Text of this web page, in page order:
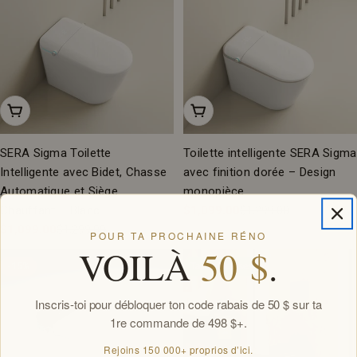
Ajouter Au Panier
SERA Sigma Toilette
Intelligente avec Bidet, Chasse
Automatique et Siège
$1,299.00
Ajouter Au Panier
Toilette intelligente SERA Sigma
avec finition dorée – Design
monopièce
vente
Taxes Incluses
POUR TA PROCHAINE RÉNO
VOILÀ 50 $.
Inscris-toi pour débloquer ton code rabais de 50 $ sur ta
1re commande de 498 $+.
Rejoins 150 000+ proprios d’ici.